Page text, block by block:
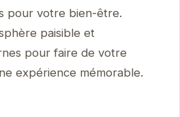
pour votre bien-être.
paisible et
pour faire de votre
expérience mémorable.